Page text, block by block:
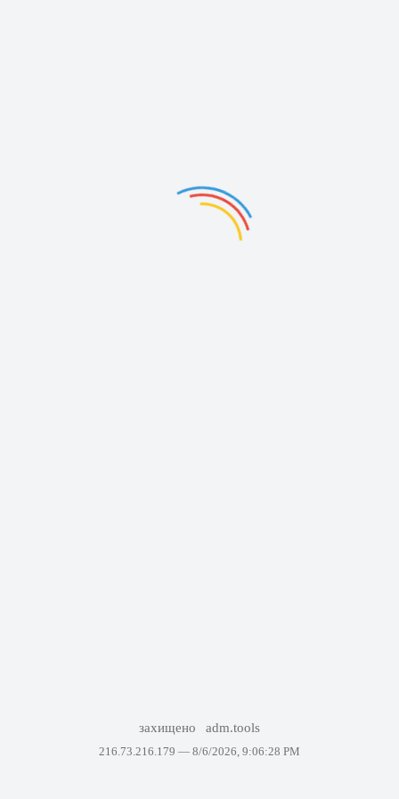
захищено adm.tools
216.73.216.179 — 8/6/2026, 9:06:28 PM